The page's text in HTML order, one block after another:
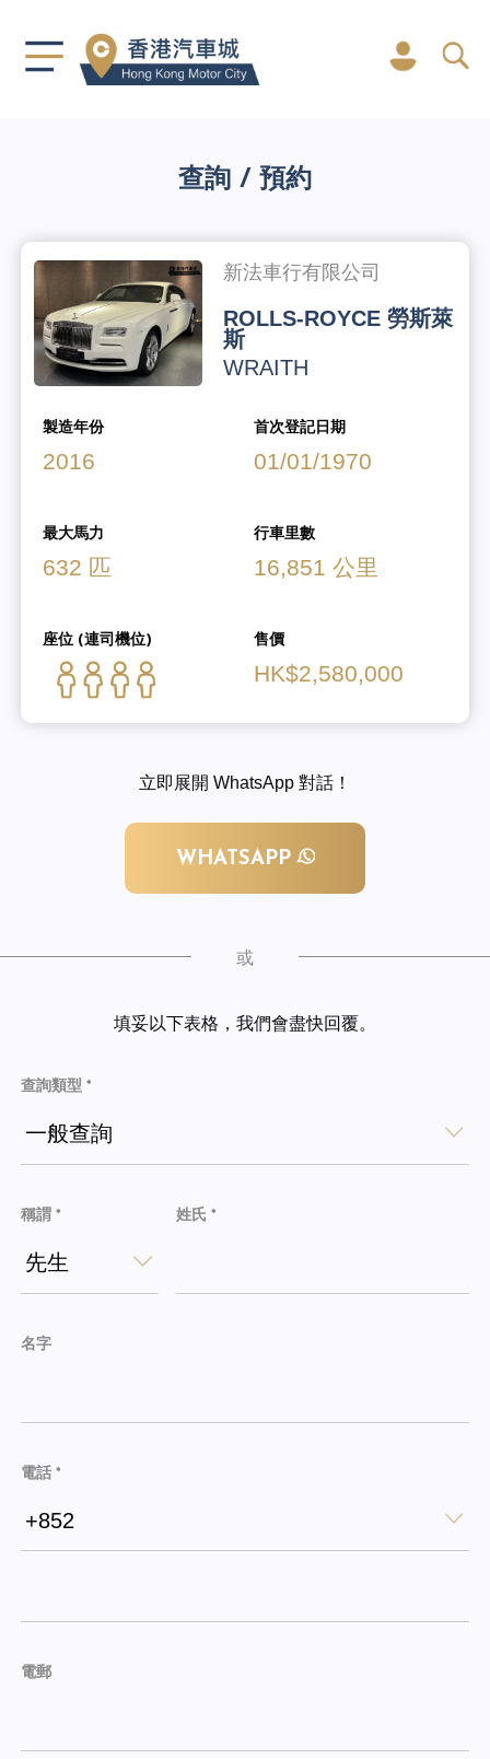
查詢 / 預約
新法車行有限公司
ROLLS-ROYCE 勞斯萊
斯
WRAITH
製造年份
2016
首次登記日期
01/01/1970
最大馬力
632 匹
行車里數
16,851 公里
座位 (連司機位) 售價
HK$2,580,000
立即展開 WhatsApp 對話！
WHATSAPP
或
填妥以下表格，我們會盡快回覆。
查詢類型 *
一般查詢
稱謂 *
先生
姓氏 *
名字
電話 *
+852
電郵